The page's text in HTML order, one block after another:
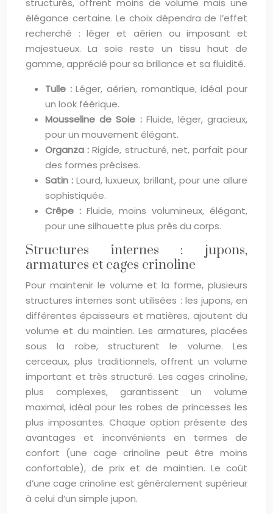
structurés, offrent moins de volume mais une
élégance certaine. Le choix dépendra de l’effet
recherché : léger et aérien ou imposant et
majestueux. La soie reste un tissu haut de
gamme, apprécié pour sa brillance et sa fluidité.
Tulle :Léger, aérien, romantique, idéal pour
un look féérique.
Mousseline de Soie : Fluide, léger, gracieux,
pour un mouvement élégant.
Organza :Rigide, structuré, net, parfait pour
des formes précises.
Satin :Lourd, luxueux, brillant, pour une allure
sophistiquée.
Crêpe : Fluide, moins volumineux, élégant,
pour une silhouette plus près du corps.
Structures internes : jupons,
armatures et cages crinoline
Pour maintenir le volume et la forme, plusieurs
structures internes sont utilisées : les jupons, en
différentes épaisseurs et matières, ajoutent du
volume et du maintien. Les armatures, placées
sous la robe, structurent le volume. Les
cerceaux, plus traditionnels, offrent un volume
important et très structuré. Les cages crinoline,
plus complexes, garantissent un volume
maximal, idéal pour les robes de princesses les
plus imposantes. Chaque option présente des
avantages et inconvénients en termes de
confort (une cage crinoline peut être moins
confortable), de prix et de maintien. Le coût
d’une cage crinoline est généralement supérieur
à celui d’un simple jupon.